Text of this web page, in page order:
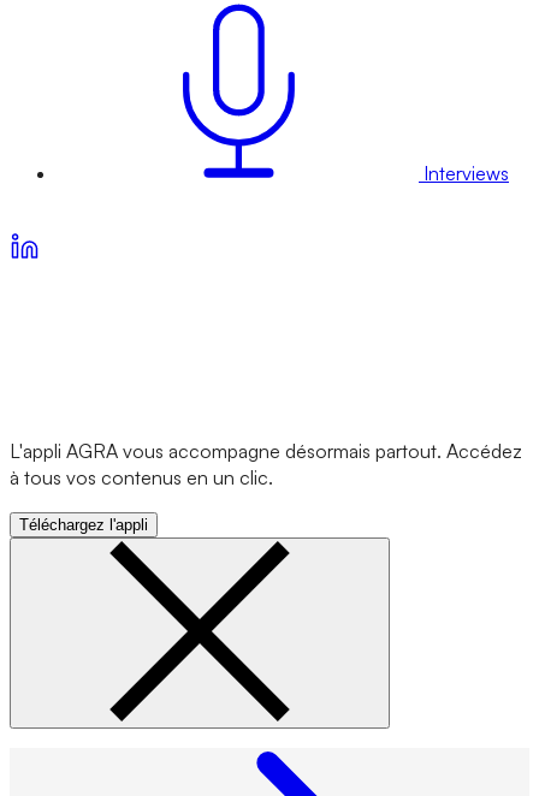
Interviews
L'appli AGRA vous accompagne désormais partout. Accédez
à tous vos contenus en un clic.
Téléchargez l'appli